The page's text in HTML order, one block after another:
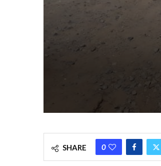
SHARE 0